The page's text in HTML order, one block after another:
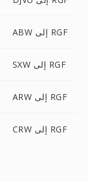
ABW إلى RGF
SXW إلى RGF
ARW إلى RGF
CRW إلى RGF